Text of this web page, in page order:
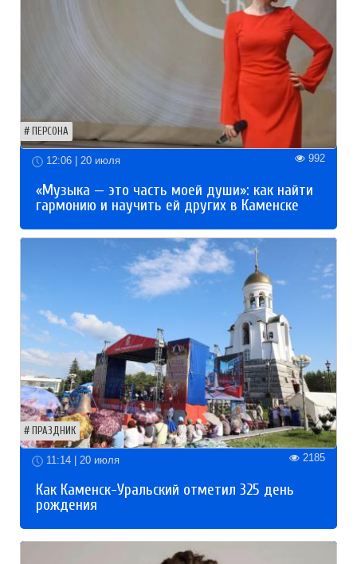
ПЕРСОНА
12:06 | 20 июля 992
«Музыка — это часть моей души»: как найти
гармонию и научить ей других в Каменске
ПРАЗДНИК
11:14 | 20 июля 2185
Как Каменск-Уральский отметил 325 день
рождения